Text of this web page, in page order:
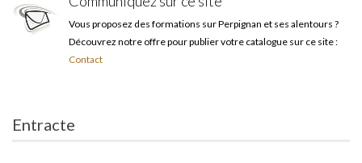
Vous proposez des formations sur Perpignan et ses alentours ?
Découvrez notre offre pour publier votre catalogue sur ce site :
Contact
Entracte